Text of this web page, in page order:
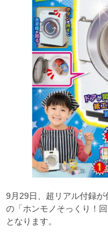
9月29日、超リアル付録
の「ホンモノそっくり！
となります。